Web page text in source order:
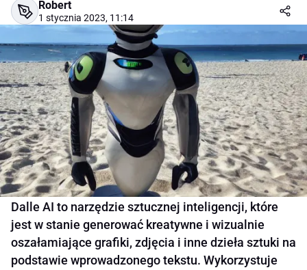
Robert
1 stycznia 2023, 11:14
Dalle AI to narzędzie sztucznej inteligencji, które
jest w stanie generować kreatywne i wizualnie
oszałamiające grafiki, zdjęcia i inne dzieła sztuki na
podstawie wprowadzonego tekstu. Wykorzystuje